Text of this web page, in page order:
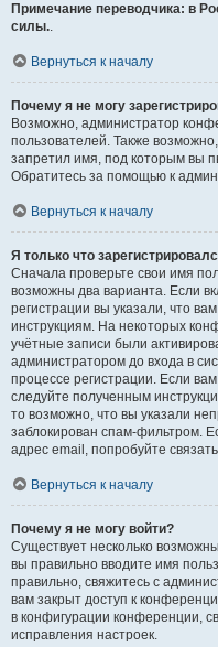
Примечание переводчика: в
силы..
Вернуться к началу
Почему я не могу
Возможно, администратор
пользователей. Также
запретил имя, под которым вы
Обратитесь за помощью к
Вернуться к началу
Я только что
Сначала проверьте свои имя
возможны два варианта. Если
регистрации вы указали, что
инструкциям. На некоторых
учётные записи были
администратором до входа в
процессе регистрации. Если
следуйте полученным
то возможно, что вы указали
заблокирован спам-фильтром.
адрес email, попробуйте
Вернуться к началу
Почему я не могу войти?
Существует несколько
вы правильно вводите имя
правильно, свяжитесь с
вам закрыт доступ к
в конфигурации конференции,
исправления настроек.